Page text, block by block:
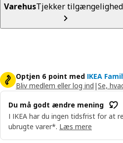
VarehusTjekker
Optjen 6 point med IKEA
Bliv medlem eller log ind |Se,
Du må godt ændre mening
I IKEA har du ingen tidsfrist for at
ubrugte varer*. Læs mere